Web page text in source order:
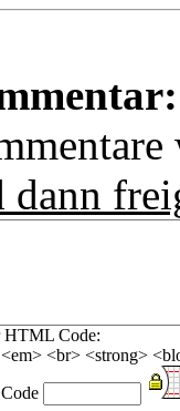
dann
HTML Code:
<br> <strong>